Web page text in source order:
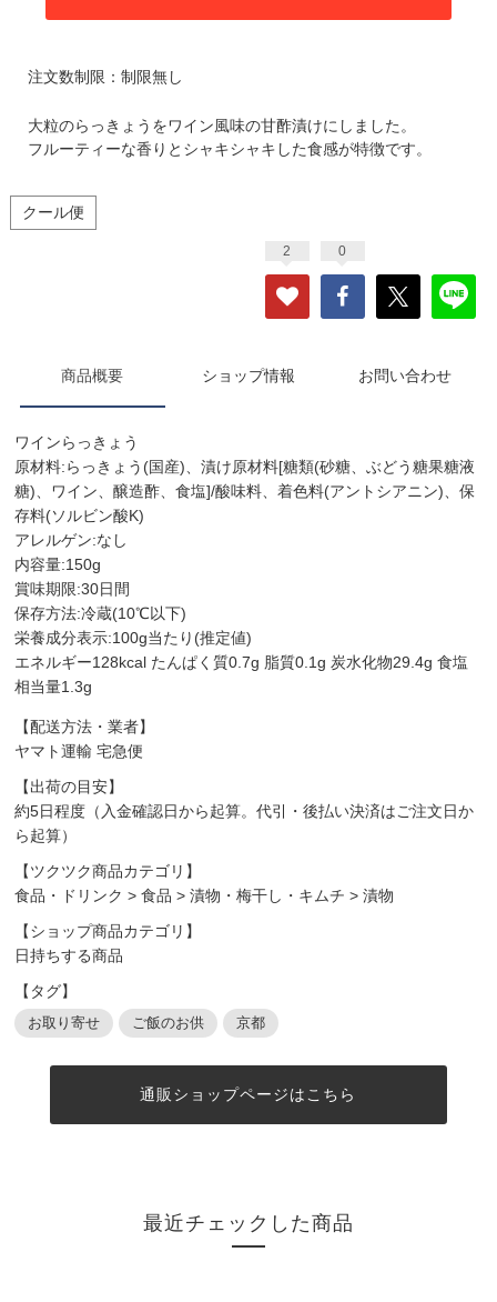
注文数制限：制限無し
大粒のらっきょうをワイン風味の甘酢漬けにしました。
フルーティーな香りとシャキシャキした食感が特徴です。
クール便
2 0
商品概要 ショップ情報 お問い合わせ
ワインらっきょう
原材料:らっきょう(国産)、漬け原材料[糖類(砂糖、ぶどう糖果糖液
糖)、ワイン、醸造酢、食塩]/酸味料、着色料(アントシアニン)、保
存料(ソルビン酸K)
アレルゲン:なし
内容量:150g
賞味期限:30日間
保存方法:冷蔵(10℃以下)
栄養成分表示:100g当たり(推定値)
エネルギー128kcal たんぱく質0.7g 脂質0.1g 炭水化物29.4g 食塩
相当量1.3g
【配送方法・業者】
ヤマト運輸 宅急便
【出荷の目安】
約5日程度（入金確認日から起算。代引・後払い決済はご注文日か
ら起算）
【ツクツク商品カテゴリ】
食品・ドリンク >食品 >漬物・梅干し・キムチ >漬物
【ショップ商品カテゴリ】
日持ちする商品
【タグ】
お取り寄せ ご飯のお供 京都
通販ショップページはこちら
最近チェックした商品